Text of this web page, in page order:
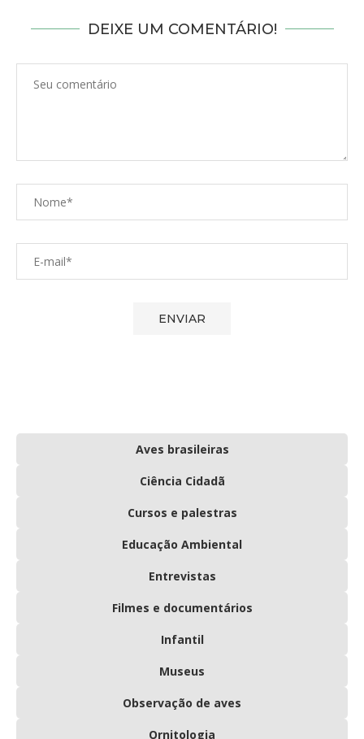
DEIXE UM COMENTÁRIO!
Aves brasileiras
Ciência Cidadã
Cursos e palestras
Educação Ambiental
Entrevistas
Filmes e documentários
Infantil
Museus
Observação de aves
Ornitologia